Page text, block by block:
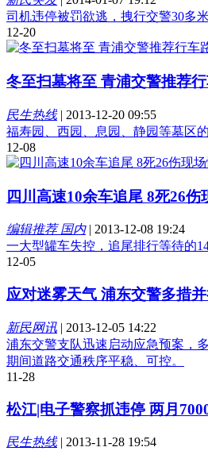
司机违停被罚欲逃，拽行交警30多
12-20
冬至扫墓将至 青浦交警推荐
民生热线| 2013-12-20 09:55
福寿园、西园、息园、静园等墓区
12-08
四川高速10余车追尾 8死26伤
编辑推荐 国内| 2013-12-08 19:24
一大型罐车失控，追尾排行等待的
12-05
应对迷雾天气 浦东交警多措
新民网讯 | 2013-12-05 14:22
浦东交警支队迅速启动应急预案，
期间道路交通秩序平稳、可控。
11-28
松江|电子警察抓违停 两月
民生热线| 2013-11-28 19:54